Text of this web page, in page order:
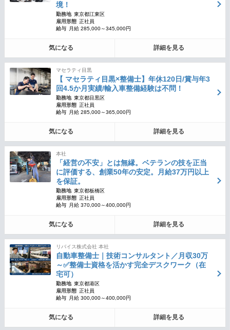
境！
勤務地 東京都江東区
雇用形態 正社員
給与
月給 285,000～345,000円
気になる 詳細を見る
マセラティ目黒
【 マセラティ目黒×整備士】年休120日/賞与年3
回4.5か月実績/輸入車整備経験は不問！
勤務地 東京都目黒区
雇用形態 正社員
給与
月給 285,000～365,000円
気になる 詳細を見る
本社
「経営の不安」とは無縁。ベテランの技を正当
に評価する、創業50年の安定。月給37万円以上
を保証。
勤務地 東京都板橋区
雇用形態 正社員
給与
月給 370,000～400,000円
気になる 詳細を見る
リバイス株式会社 本社
自動車整備士｜技術コンサルタント／月収30万
～✅整備士資格を活かす完全デスクワーク（在
宅可）
勤務地 東京都港区
雇用形態 正社員
給与
月給 300,000～400,000円
気になる 詳細を見る